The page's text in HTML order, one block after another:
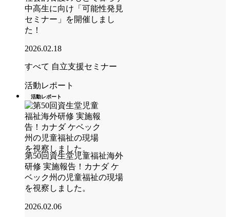
中高生に向け「可能性発見
セミナー」を開催しまし
た！
2026.02.18
すべて 自立支援セミナー
活動レポート
活動レポート
第50回資生堂児童福祉海外
研修 実施報告！カナダ ケ
ベック州の児童福祉の現場
を視察しました。
2026.02.06